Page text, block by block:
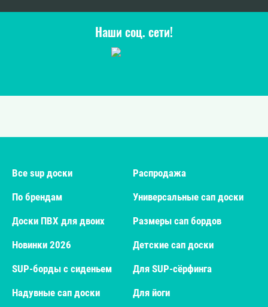
Наши соц. сети!
Все sup доски
Распродажа
По брендам
Универсальные сап доски
Доски ПВХ для двоих
Размеры сап бордов
Новинки 2026
Детские сап доски
SUP-борды с сиденьем
Для SUP-сёрфинга
Надувные сап доски
Для йоги